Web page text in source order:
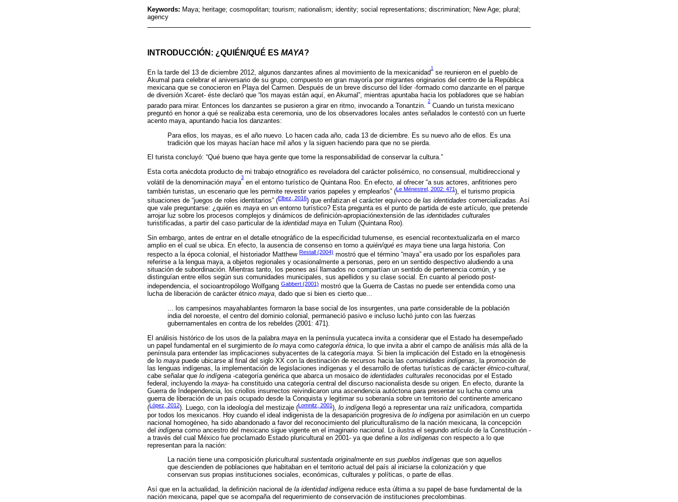
Keywords: Maya; heritage; cosmopolitan; tourism; nationalism; identity; social representations; discrimination; New Age; plural;
agency
INTRODUCCIÓN: ¿QUIÉN/QUÉ ES MAYA?
En la tarde del 13 de diciembre 2012, algunos danzantes afines al movimiento de la mexicanidad
1
se reunieron en el pueblo de
Akumal para celebrar el aniversario de su grupo, compuesto en gran mayoría por migrantes originarios del centro de la República
mexicana que se conocieron en Playa del Carmen. Después de un breve discurso del líder -formado como danzante en el parque
de diversión Xcaret- éste declaró que “los mayas están aquí, en Akumal”, mientras apuntaba hacia los pobladores que se habían
parado para mirar. Entonces los danzantes se pusieron a girar en ritmo, invocando a Tonantzin.
2
Cuando un turista mexicano
preguntó en honor a qué se realizaba esta ceremonia, uno de los observadores locales antes señalados le contestó con un fuerte
acento maya, apuntando hacia los danzantes:
Para ellos, los mayas, es el año nuevo. Lo hacen cada año, cada 13 de diciembre. Es su nuevo año de ellos. Es una
tradición que los mayas hacían hace mil años y la siguen haciendo para que no se pierda.
El turista concluyó: “Qué bueno que haya gente que tome la responsabilidad de conservar la cultura.”
Esta corta anécdota producto de mi trabajo etnográfico es reveladora del carácter polisémico, no consensual, multidireccional y
volátil de la denominación maya
3
en el entorno turístico de Quintana Roo. En efecto, al ofrecer “a sus actores, anfitriones pero
también turistas, un escenario que les permite revestir varios papeles y emplearlos” (Le Ménestrel, 2002: 471), el turismo propicia
situaciones de “juegos de roles identitarios” (Elbez, 2016) que enfatizan el carácter equívoco de las identidades comercializadas. Así
que vale preguntarse: ¿quién es maya en un entorno turístico? Esta pregunta es el punto de partida de este artículo, que pretende
arrojar luz sobre los procesos complejos y dinámicos de definición-apropiaciónextensión de las identidades culturales
turistificadas, a partir del caso particular de la identidad maya en Tulum (Quintana Roo).
Sin embargo, antes de entrar en el detalle etnográfico de la especificidad tulumense, es esencial recontextualizarla en el marco
amplio en el cual se ubica. En efecto, la ausencia de consenso en torno a quién/qué es maya tiene una larga historia. Con
respecto a la época colonial, el historiador Matthew Restall (2004) mostró que el término “maya” era usado por los españoles para
referirse a la lengua maya, a objetos regionales y ocasionalmente a personas, pero en un sentido despectivo aludiendo a una
situación de subordinación. Mientras tanto, los peones así llamados no compartían un sentido de pertenencia común, y se
distinguían entre ellos según sus comunidades municipales, sus apellidos y su clase social. En cuanto al periodo post-
independencia, el socioantropólogo Wolfgang Gabbert (2001) mostró que la Guerra de Castas no puede ser entendida como una
lucha de liberación de carácter étnico maya, dado que si bien es cierto que...
... los campesinos mayahablantes formaron la base social de los insurgentes, una parte considerable de la población
india del noroeste, el centro del dominio colonial, permaneció pasivo e incluso luchó junto con las fuerzas
gubernamentales en contra de los rebeldes (2001: 471).
El análisis histórico de los usos de la palabra maya en la península yucateca invita a considerar que el Estado ha desempeñado
un papel fundamental en el surgimiento de lo maya como categoría étnica , lo que invita a abrir el campo de análisis más allá de la
península para entender las implicaciones subyacentes de la categoría maya . Si bien la implicación del Estado en la etnogénesis
de lo maya puede ubicarse al final del siglo XX con la destinación de recursos hacia las comunidades indígenas , la promoción de
las lenguas indígenas, la implementación de legislaciones indígenas y el desarrollo de ofertas turísticas de carácter étnico-cultural
cabe señalar que lo indígena -categoría genérica que abarca un mosaico de identidades culturales reconocidas por el Estado
federal, incluyendo la maya- ha constituido una categoría central del discurso nacionalista desde su origen. En efecto, durante la
Guerra de Independencia, los criollos insurrectos reivindicaron una ascendencia autóctona para presentar su lucha como una
guerra de liberación de un país ocupado desde la Conquista y legitimar su soberanía sobre un territorio del continente americano
(López, 2012). Luego, con la ideología del mestizaje (Lomnitz, 2001), lo indígena llegó a representar una raíz unificadora, compartida
por todos los mexicanos. Hoy cuando el ideal indigenista de la desaparición progresiva de lo indígena por asimilación en un cuerpo
nacional homogéneo, ha sido abandonado a favor del reconocimiento del pluriculturalismo de la nación mexicana, la concepción
del indígena como ancestro del mexicano sigue vigente en el imaginario nacional. Lo ilustra el segundo artículo de la Constitución -
a través del cual México fue proclamado Estado pluricultural en 2001- ya que define a los indígenas con respecto a lo que
representan para la nación:
La nación tiene una composición pluricultural sustentada originalmente en sus pueblos indígenas que son aquellos
que descienden de poblaciones que habitaban en el territorio actual del país al iniciarse la colonización y que
conservan sus propias instituciones sociales, económicas, culturales y políticas, o parte de ellas.
Así que en la actualidad, la definición nacional de la identidad indígena reduce esta última a su papel de base fundamental de la
nación mexicana, papel que se acompaña del requerimiento de conservación de instituciones precolombinas.